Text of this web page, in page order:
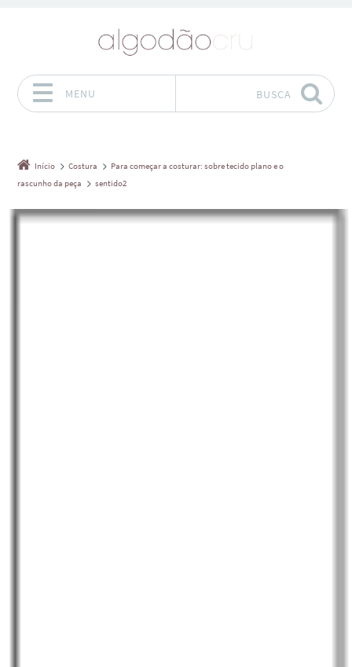
MENU BUSCA
Início Costura
Para começar a costurar: sobre tecido plano e o
rascunho da peça
sentido2